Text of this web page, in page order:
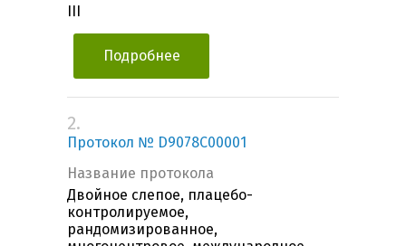
Подробнее
2.
Протокол № D9078C00001
Название протокола
Двойное слепое, плацебо-
контролируемое,
рандомизированное,